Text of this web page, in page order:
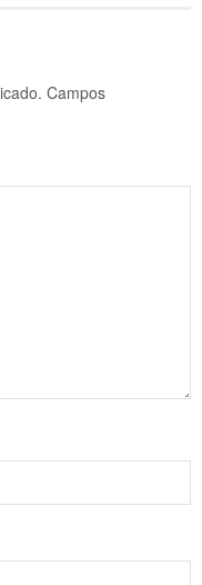
Campos